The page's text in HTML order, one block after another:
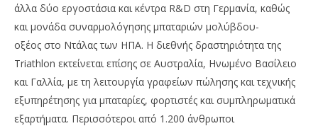
άλλα δύο εργοστάσια και κέντρα R&D στη Γερμανία, καθώς
και μονάδα συναρμολόγησης μπαταριών μολύβδου-
οξέος στο Ντάλας των ΗΠΑ. Η διεθνής δραστηριότητα της
Triathlon εκτείνεται επίσης σε Αυστραλία, Ηνωμένο Βασίλειο
και Γαλλία, με τη λειτουργία γραφείων πώλησης και τεχνικής
εξυπηρέτησης για μπαταρίες, φορτιστές και συμπληρωματικά
εξαρτήματα. Περισσότεροι από 1.200 άνθρωποι